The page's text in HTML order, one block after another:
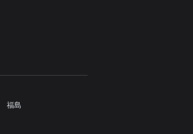
福島